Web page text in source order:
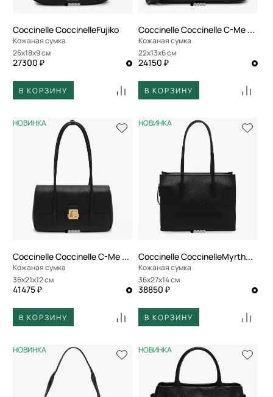
Coccinelle CoccinelleFujiko
Кожаная сумка
26x18x9 см
27300 ₽
В КОРЗИНУ
Coccinelle Coccinelle C-Me Lock
Кожаная сумка
22x13x6 см
24150 ₽
В КОРЗИНУ
НОВИНКА
Coccinelle Coccinelle C-Me Lock
Кожаная сумка
36x21x12 см
41475 ₽
В КОРЗИНУ
НОВИНКА
Coccinelle CoccinelleMyrtha26
Кожаная сумка
36x27x14 см
38850 ₽
В КОРЗИНУ
НОВИНКА НОВИНКА